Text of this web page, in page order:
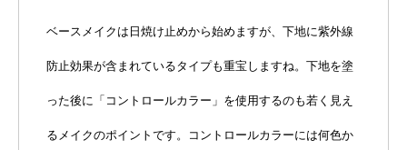
ベースメイクは日焼け止めから始めますが、下地に紫外線
防止効果が含まれているタイプも重宝しますね。下地を塗
った後に「コントロールカラー」を使用するのも若く見え
るメイクのポイントです。コントロールカラーには何色か